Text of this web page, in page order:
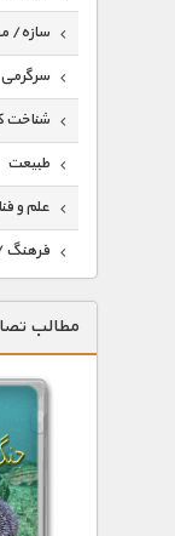
سازه/
سرگرمی
شناخت
طبیعت
علم و
فرهنگ
ماورایی
مطالب